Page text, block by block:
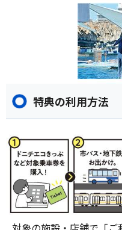
特典の利用方法